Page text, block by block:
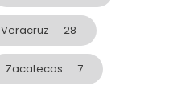
Veracruz 28
Zacatecas 7